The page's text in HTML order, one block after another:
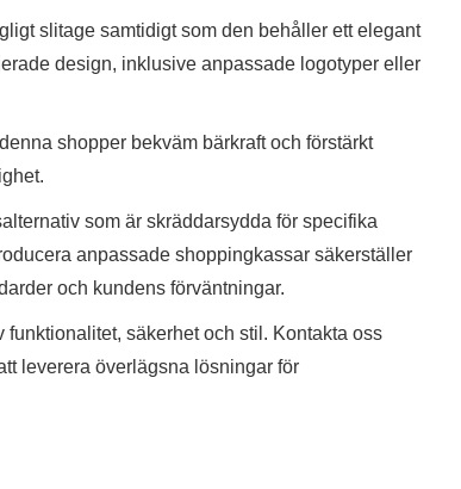
slitage samtidigt som den behåller ett elegant
design, inklusive anpassade logotyper eller
shopper bekväm bärkraft och förstärkt
som är skräddarsydda för specifika
anpassade shoppingkassar säkerställer
och kundens förväntningar.
säkerhet och stil. Kontakta oss
leverera överlägsna lösningar för